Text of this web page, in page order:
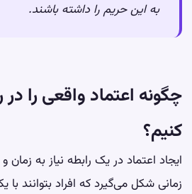
به این حریم را داشته باشند.
چگونه اعتماد واقعی را در
کنیم؟
ایجاد اعتماد در یک رابطه نیاز به
زمانی شکل می‌گیرد که افراد بتوانند